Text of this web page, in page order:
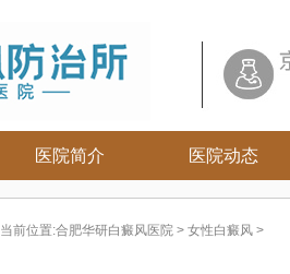
医院简介 医院动态
当前位置:合肥华研白癜风医院 > 女性白癜风 >